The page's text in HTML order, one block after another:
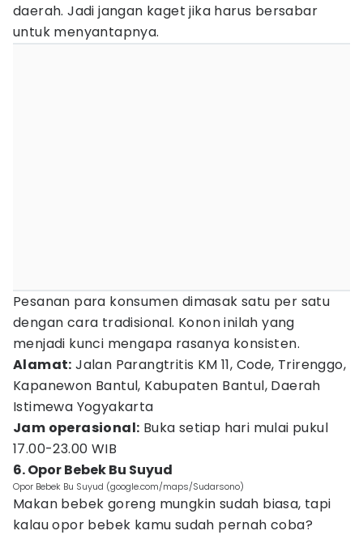
daerah. Jadi jangan kaget jika harus bersabar
untuk menyantapnya.
Pesanan para konsumen dimasak satu per satu
dengan cara tradisional. Konon inilah yang
menjadi kunci mengapa rasanya konsisten.
Alamat: Jalan Parangtritis KM 11, Code, Trirenggo,
Kapanewon Bantul, Kabupaten Bantul, Daerah
Istimewa Yogyakarta
Jam operasional: Buka setiap hari mulai pukul
17.00-23.00 WIB
6. Opor Bebek Bu Suyud
Opor Bebek Bu Suyud (google.com/maps/Sudarsono)
Makan bebek goreng mungkin sudah biasa, tapi
kalau opor bebek kamu sudah pernah coba?